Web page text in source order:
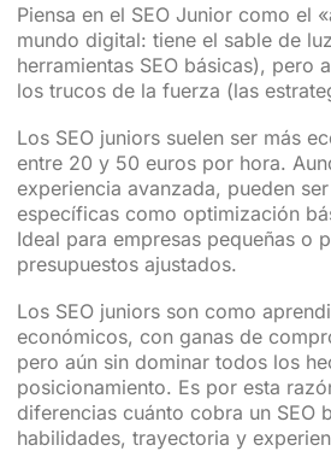
Piensa en el SEO Junior como el
mundo digital: tiene el sable de
herramientas SEO básicas), pero
los trucos de la fuerza (las
Los SEO juniors suelen ser más
entre 20 y 50 euros por hora.
experiencia avanzada, pueden
específicas como optimización
Ideal para empresas pequeñas o
presupuestos ajustados.
Los SEO juniors son como
económicos, con ganas de
pero aún sin dominar todos los
posicionamiento. Es por esta
diferencias cuánto cobra un SEO
habilidades, trayectoria y